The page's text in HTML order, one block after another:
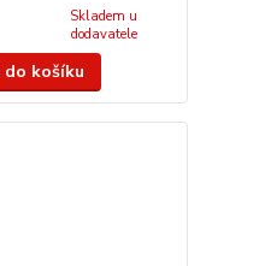
Skladem u
dodavatele
košíku